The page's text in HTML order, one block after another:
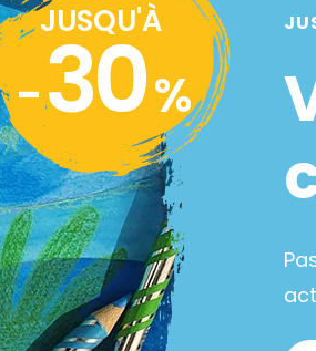
JUSQU'À
-30%